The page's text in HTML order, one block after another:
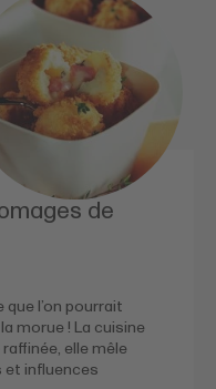
de
l’on pourrait
morue ! La cuisine
elle mêle
et influences